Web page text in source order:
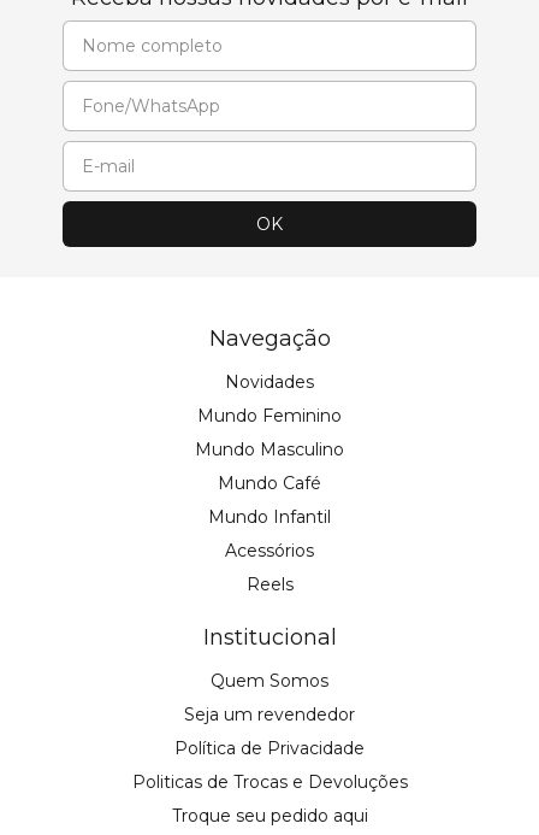
Navegação
Novidades
Mundo Feminino
Mundo Masculino
Mundo Café
Mundo Infantil
Acessórios
Reels
Institucional
Quem Somos
Seja um revendedor
Política de Privacidade
Politicas de Trocas e Devoluções
Troque seu pedido aqui